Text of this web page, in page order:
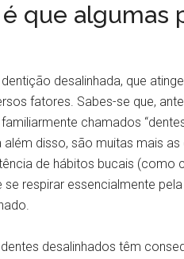
que algumas
desalinhada, que
fatores. Sabes-se que,
chamados
além disso, são muitas mais
de hábitos bucais (como
respirar essencialmente
desalinhados têm